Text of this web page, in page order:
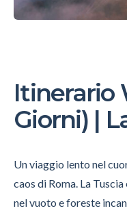
Itinerario
Giorni) |
Un viaggio lento nel
caos di Roma. La
nel vuoto e foreste